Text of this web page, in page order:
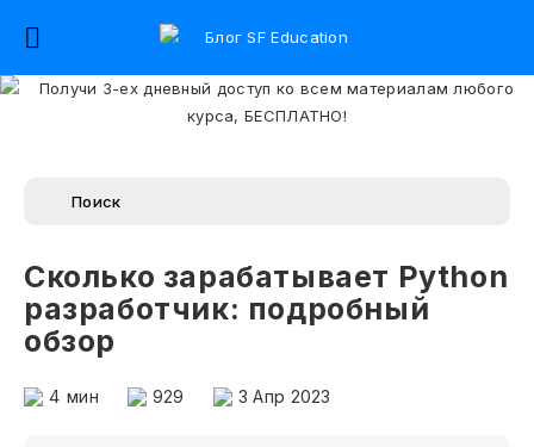
Сколько зарабатывает Python
разработчик: подробный
обзор
4 мин 929 3 Апр 2023